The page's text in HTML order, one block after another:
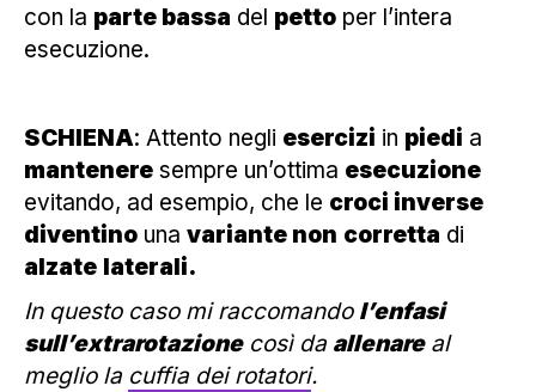
con la parte bassa del petto per l’intera
esecuzione.
SCHIENA: Attento negli esercizi in piedi a
mantenere sempre un’ottima esecuzione
evitando, ad esempio, che le croci inverse
diventino una variante non corretta di
alzate laterali.
In questo caso mi raccomando l’enfasi
sull’extrarotazionecosì da allenareal
meglio la cuffia dei rotatori.